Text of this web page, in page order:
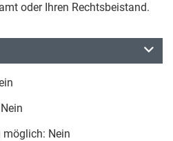
oder Ihren Rechtsbeistand.
Nein